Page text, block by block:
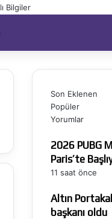
Son Eklenen
Popüler
Yorumlar
2026 PUBG
Paris’te
11 saat önce
Altın
başkanı oldu